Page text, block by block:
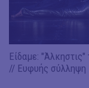
Είδαμε:
// Ευφυής σύλληψη